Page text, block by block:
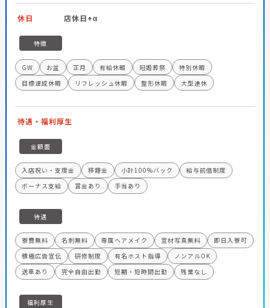
休日 店休日+α
特徴
GW お盆 正月 有給休暇 冠婚葬祭
特別休暇
目標達成休暇
リフレッシュ休暇 整形休暇 大型連休
待遇・福利厚生
金額面
入店祝い・支度金 移籍金 小計100%バック
給与前借制度
ボーナス支給
賞金あり 手当あり
待遇
寮費無料 名刺無料 専属ヘアメイク 宣材写真無料
即日入寮可
積極広告宣伝
研修制度 有名ホスト指導
ノンアルOK
送車あり
完全自由出勤 短期・短時間出勤 残業なし
福利厚生